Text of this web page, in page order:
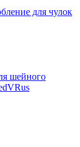
для чулок
шейного